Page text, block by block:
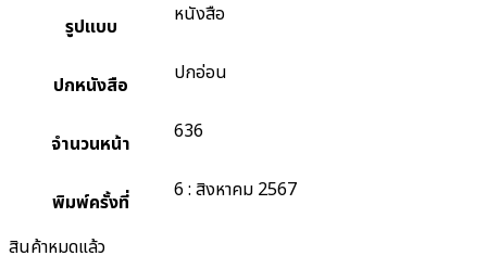
รูปแบบ หนังสือ
ปกหนังสือ ปกอ่อน
จำนวนหน้า 636
พิมพ์ครั้งที่ 6 : สิงหาคม 2567
สินค้าหมดแล้ว